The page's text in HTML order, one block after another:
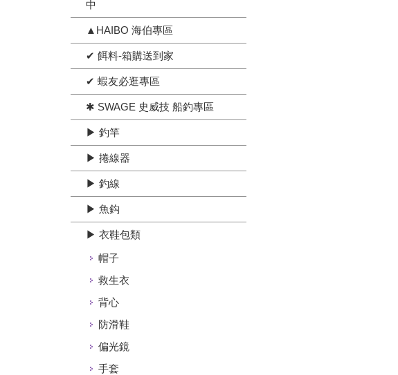
中
▲HAIBO 海伯專區
✔ 餌料-箱購送到家
✔ 蝦友必逛專區
✱ SWAGE 史威技 船釣專區
▶ 釣竿
▶ 捲線器
▶ 釣線
▶ 魚鈎
▶ 衣鞋包類
帽子
救生衣
背心
防滑鞋
偏光鏡
手套